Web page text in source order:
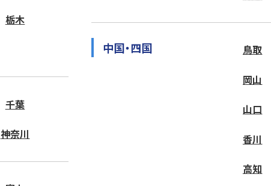
栃木
千葉
神奈川
中国・四国 鳥取
岡山
山口
香川
高知